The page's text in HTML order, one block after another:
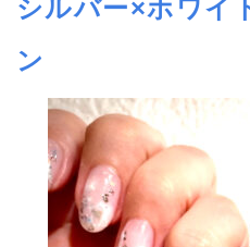
シルバー×ホワイ
ン